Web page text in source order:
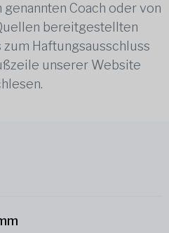
Coach oder von
bereitgestellten
zum Haftungsausschluss
unserer Website